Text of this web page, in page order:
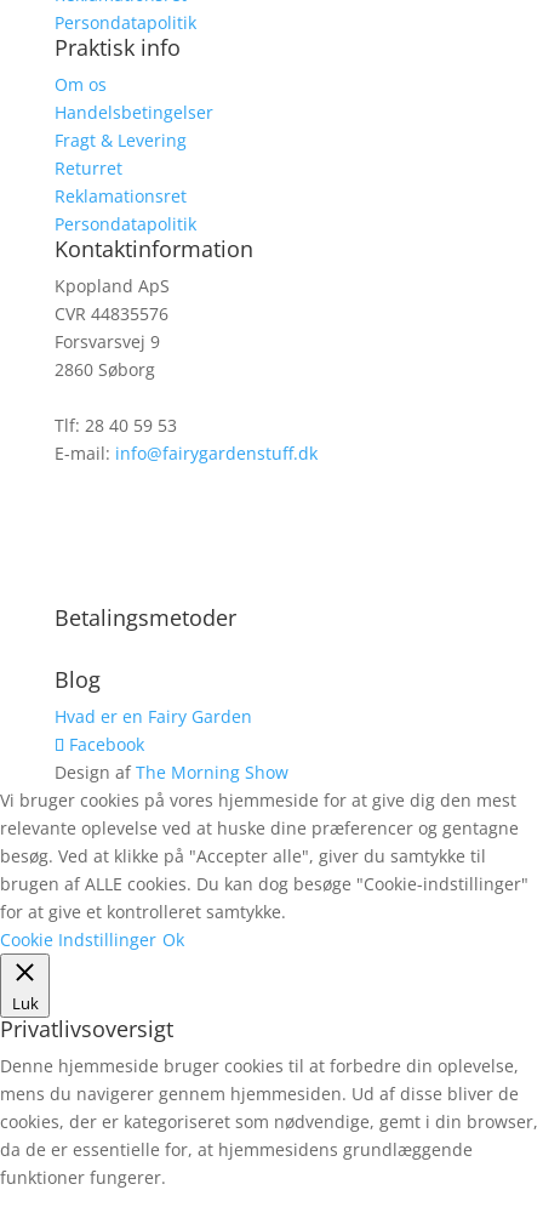
Persondatapolitik
Praktisk info
Om os
Handelsbetingelser
Fragt & Levering
Returret
Reklamationsret
Persondatapolitik
Kontaktinformation
Kpopland ApS
CVR 44835576
Forsvarsvej 9
2860 Søborg
Tlf: 28 40 59 53
E-mail: info@fairygardenstuff.dk
Betalingsmetoder
Blog
Hvad er en Fairy Garden
Facebook
Design afThe Morning Show
Vi bruger cookies på vores hjemmeside for at give dig den mest
relevante oplevelse ved at huske dine præferencer og gentagne
besøg. Ved at klikke på "Accepter alle", giver du samtykke til
brugen af ALLE cookies. Du kan dog besøge "Cookie-indstillinger"
for at give et kontrolleret samtykke.
Cookie Indstillinger Ok
Luk
Privatlivsoversigt
Denne hjemmeside bruger cookies til at forbedre din oplevelse,
mens du navigerer gennem hjemmesiden. Ud af disse bliver de
cookies, der er kategoriseret som nødvendige, gemt i din browser,
da de er essentielle for, at hjemmesidens grundlæggende
funktioner fungerer.
Spar 10% på
første køb
Bliv medlem af vores kundeklub og spar 10% på
Du tilmelder dig vores nyhedsbrev, og du kan altid let